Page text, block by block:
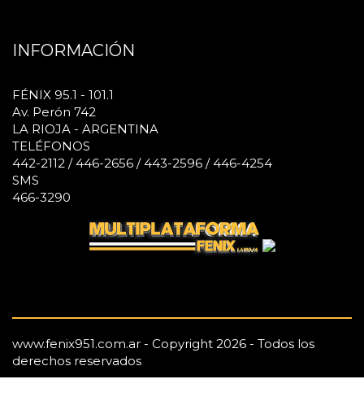
INFORMACIÓN
FÉNIX 95.1 - 101.1
Av. Perón 742
LA RIOJA - ARGENTINA
TELÉFONOS
442-2112 / 446-2656 / 443-2596 / 446-4254
SMS
466-3290
www.fenix951.com.ar - Copyright 2026 - Todos los
derechos reservados